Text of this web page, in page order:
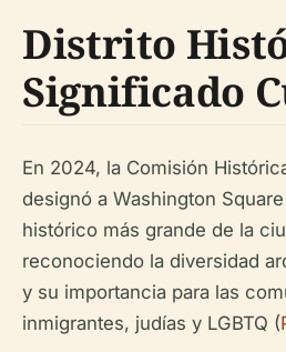
Distrito
Significado
En 2024, la Comisión
designó a Washington
histórico más grande de la
reconociendo la diversidad
y su importancia para las
inmigrantes, judías y LGBTQ (